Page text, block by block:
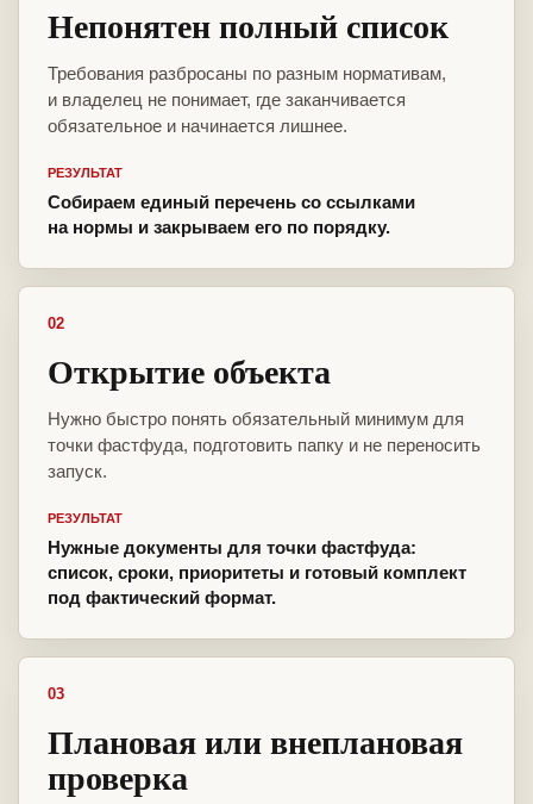
Непонятен полный список
Требования разбросаны по разным нормативам,
и владелец не понимает, где заканчивается
обязательное и начинается лишнее.
РЕЗУЛЬТАТ
Собираем единый перечень со ссылками
на нормы и закрываем его по порядку.
02
Открытие объекта
Нужно быстро понять обязательный минимум для
точки фастфуда, подготовить папку и не переносить
запуск.
РЕЗУЛЬТАТ
Нужные документы для точки фастфуда:
список, сроки, приоритеты и готовый комплект
под фактический формат.
03
Плановая или внеплановая
проверка